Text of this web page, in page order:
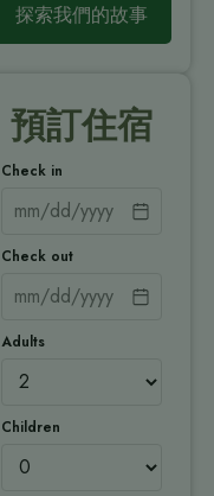
探索我們的故事
預訂住宿
Check in
Check out
Adults
Children